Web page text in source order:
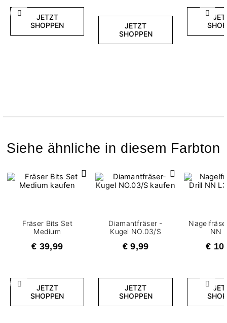
ZurückJETZT
SHOPPEN
JETZT
SHOPPEN
Siehe ähnliche in diesem Farbton
Zurück
Fräser Bits Set
Medium
€ 39,99
JETZT
SHOPPEN
Diamantfräser -
Kugel NO.03/S
€ 9,99
JETZT
SHOPPEN
NN
€